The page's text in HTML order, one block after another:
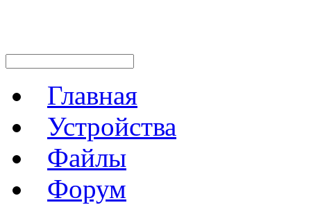
Главная
Устройства
Файлы
Форум